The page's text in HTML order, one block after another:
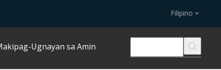
Filipino
Ugnayan sa Amin